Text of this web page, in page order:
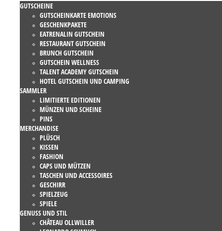
GUTSCHEINE
GUTSCHEINKARTE EMOTIONS
GESCHENKPAKETE
EATRENALIN GUTSCHEIN
RESTAURANT GUTSCHEIN
BRUNCH GUTSCHEIN
GUTSCHEIN WELLNESS
TALENT ACADEMY GUTSCHEIN
HOTEL GUTSCHEIN UND CAMPING
SAMMLER
LIMITIERTE EDITIONEN
MÜNZEN UND SCHEINE
PINS
MERCHANDISE
PLÜSCH
KISSEN
FASHION
CAPS UND MÜTZEN
TASCHEN UND ACCESSOIRES
GESCHIRR
SPIELZEUG
SPIELE
GENUSS UND STIL
CHÂTEAU OLLWILLER